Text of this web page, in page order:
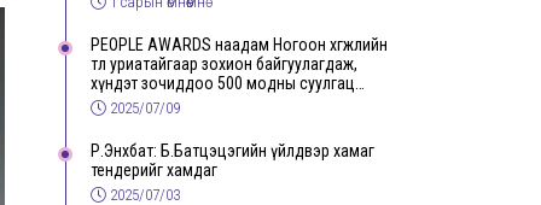
PEOPLE AWARDS наадам Ногоон хөгжлийн
төлөө уриатайгаар зохион байгуулагдаж,
хүндэт зочиддоо 500 модны суулгац
бэлэглэлээ
2025/07/09
Р.Энхбат: Б.Батцэцэгийн үйлдвэр хамаг
тендерийг хамдаг
2025/07/03